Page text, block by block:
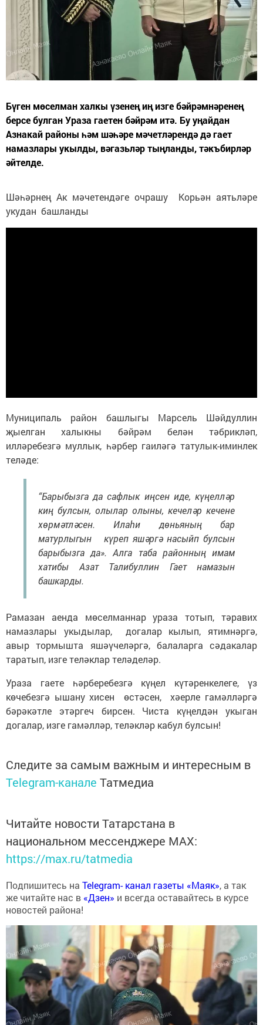
Бүген мөселман халкы үзенең иң изге бәйрәмнәренең
берсе булган Ураза гаетен бәйрәм итә. Бу уңайдан
Азнакай районы һәм шәһәре мәчетләрендә дә гает
намазлары укылды, вәгазьләр тыңланды, тәкъбирләр
әйтелде.
Шәһәрнең Ак мәчетендәге очрашу Корьән аятьләре
укудан башланды
Муниципаль район башлыгы Марсель Шәйдуллин
җыелган халыкны бәйрәм белән тәбрикләп,
илләребезгә муллык, һәрбер гаиләгә татулык-иминлек
теләде:
“Барыбызга да сафлык иңсен иде, күңелләр
киң булсын, олылар олыны, кечеләр кечене
хөрмәтләсен. Илаһи дөньяның бар
матурлыгын күреп яшәргә насыйп булсын
барыбызга да». Алга таба районның имам
хатибы Азат Талибуллин Гает намазын
башкарды.
Рамазан аенда мөселманнар ураза тотып, тәравих
намазлары укыдылар, догалар кылып, ятимнәргә,
авыр тормышта яшәүчеләргә, балаларга сәдакалар
таратып, изге теләклар теләделәр.
Ураза гаете һәрберебезгә күңел күтәренкелеге, үз
көчебезгә ышану хисен өстәсен, хәерле гамәлләргә
бәрәкәтле этәргеч бирсен. Чиста күңелдән укыган
догалар, изге гамәлләр, теләкләр кабул булсын!
Следите за самым важным и интересным в
Telegram-канале Татмедиа
Читайте новости Татарстана в
национальном мессенджере MАХ:
https://max.ru/tatmedia
Подпишитесь на Telegram- канал газеты «Маяк», а так
же читайте нас в «Дзен» и всегда оставайтесь в курсе
новостей района!